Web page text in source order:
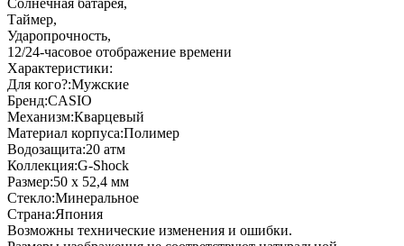
Таймер,
Ударопрочность,
12/24-часовое отображение времени
Характеристики:
Для кого?:Мужские
Бренд:CASIO
Механизм:Кварцевый
Материал корпуса:Полимер
Водозащита:20 атм
Коллекция:G-Shock
Размер:50 х 52,4 мм
Стекло:Минеральное
Страна:Япония
Возможны технические изменения и ошибки.